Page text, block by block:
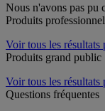
Nous n'avons pas pu
Produits
Voir tous les résultats
Produits grand public
Voir tous les
Questions fréquentes